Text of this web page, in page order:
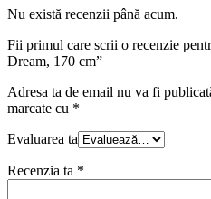
Nu există recenzii până acum.
Fii primul care scrii o recenzie
Dream, 170 cm”
Adresa ta de email nu va fi
marcate cu *
Evaluarea ta
Recenzia ta *